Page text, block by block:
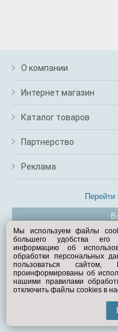
О компании
Интернет магазин
Каталог товаров
Партнерство
Реклама
©
Мы используем файлы
большего удобства его
информацию об
обработки персональных
пользоваться
проинформированы об
нашими правилами
отключить файлы cookies в